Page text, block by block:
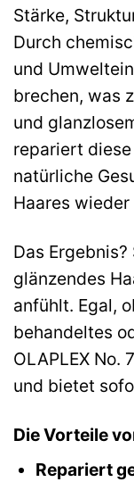
Stärke,
Durch
und
brechen, was
und
repariert
natürliche
Haares wieder
Das
glänzendes
anfühlt. Egal,
behandeltes
OLAPLEX No.
und bietet
Die Vorteile
Repariert